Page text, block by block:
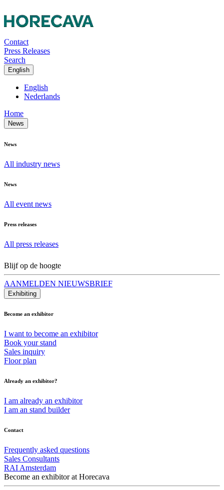
Contact
Press Releases
Search
English
English
Nederlands
Home
News
News
All industry news
News
All event news
Press releases
All press releases
Blijf op de hoogte
AANMELDEN NIEUWSBRIEF
Exhibiting
Become an exhibitor
I want to become an exhibitor
Book your stand
Sales inquiry
Floor plan
Already an exhibitor?
I am already an exhibitor
I am an stand builder
Contact
Frequently asked questions
Sales Consultants
RAI Amsterdam
Become an exhibitor at Horecava